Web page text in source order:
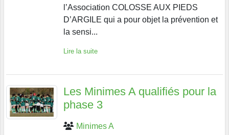
l’Association COLOSSE AUX PIEDS
D’ARGILE qui a pour objet la prévention et
la sensi...
Lire la suite
Les Minimes A qualifiés pour la
phase 3
Minimes A